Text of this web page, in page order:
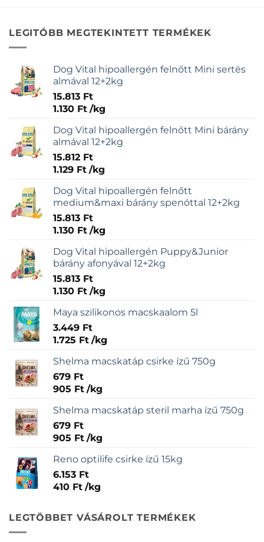
több
változatok
ki
LEGITÓBB MEGTEKINTETT TERMÉKEK
Dog Vital hipoallergén felnőtt Mini sertés
almával 12+2kg
15.813 Ft
1.130 Ft /kg
Dog Vital hipoallergén felnőtt Mini bárány
almával 12+2kg
15.812 Ft
1.129 Ft /kg
Dog Vital hipoallergén felnőtt
medium&maxi bárány spenóttal 12+2kg
15.813 Ft
1.130 Ft /kg
Dog Vital hipoallergén Puppy&Junior
bárány afonyával 12+2kg
15.813 Ft
1.130 Ft /kg
Maya szilikonos macskaalom 5l
3.449 Ft
1.725 Ft /kg
Shelma macskatáp csirke ízű 750g
679 Ft
905 Ft /kg
Shelma macskatáp steril marha ízű 750g
679 Ft
905 Ft /kg
Reno optilife csirke ízű 15kg
6.153 Ft
410 Ft /kg
LEGTÖBBET VÁSÁROLT TERMÉKEK